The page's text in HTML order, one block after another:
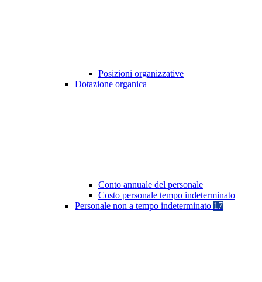
Posizioni organizzative
Dotazione organica
Conto annuale del personale
Costo personale tempo indeterminato
Personale non a tempo indeterminato 17